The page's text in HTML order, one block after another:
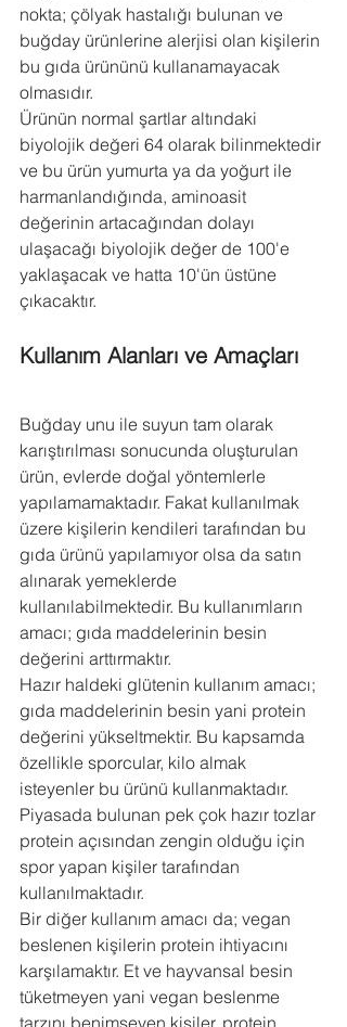
nokta; çölyak hastalığı bulunan ve
buğday ürünlerine alerjisi olan kişilerin
bu gıda ürününü kullanamayacak
olmasıdır.
Ürünün normal şartlar altındaki
biyolojik değeri 64 olarak bilinmektedir
ve bu ürün yumurta ya da yoğurt ile
harmanlandığında, aminoasit
değerinin artacağından dolayı
ulaşacağı biyolojik değer de 100'e
yaklaşacak ve hatta 10'ün üstüne
çıkacaktır.
Kullanım Alanları ve Amaçları
Buğday unu ile suyun tam olarak
karıştırılması sonucunda oluşturulan
ürün, evlerde doğal yöntemlerle
yapılamamaktadır. Fakat kullanılmak
üzere kişilerin kendileri tarafından bu
gıda ürünü yapılamıyor olsa da satın
alınarak yemeklerde
kullanılabilmektedir. Bu kullanımların
amacı; gıda maddelerinin besin
değerini arttırmaktır.
Hazır haldeki glütenin kullanım amacı;
gıda maddelerinin besin yani protein
değerini yükseltmektir. Bu kapsamda
özellikle sporcular, kilo almak
isteyenler bu ürünü kullanmaktadır.
Piyasada bulunan pek çok hazır tozlar
protein açısından zengin olduğu için
spor yapan kişiler tarafından
kullanılmaktadır.
Bir diğer kullanım amacı da; vegan
beslenen kişilerin protein ihtiyacını
karşılamaktır. Et ve hayvansal besin
tüketmeyen yani vegan beslenme
tarzını benimseyen kişiler, protein